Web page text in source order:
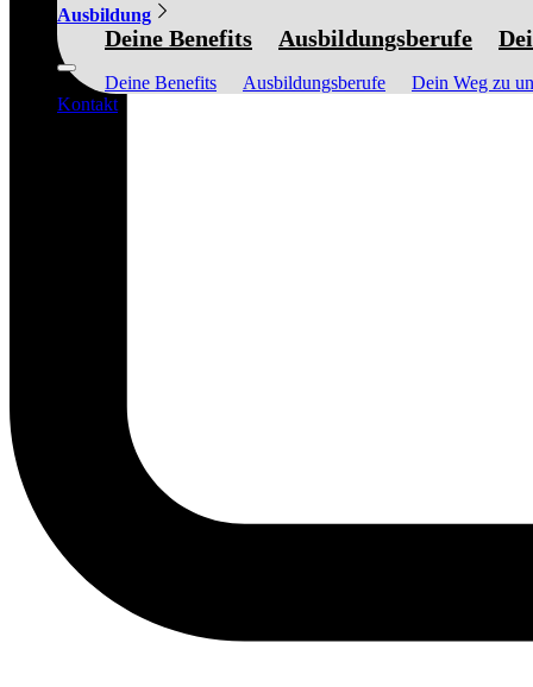
Ausbildung
Deine Benefits Ausbildungsberufe
Deine Benefits Ausbildungsberufe
Dein Weg zu
Kontakt